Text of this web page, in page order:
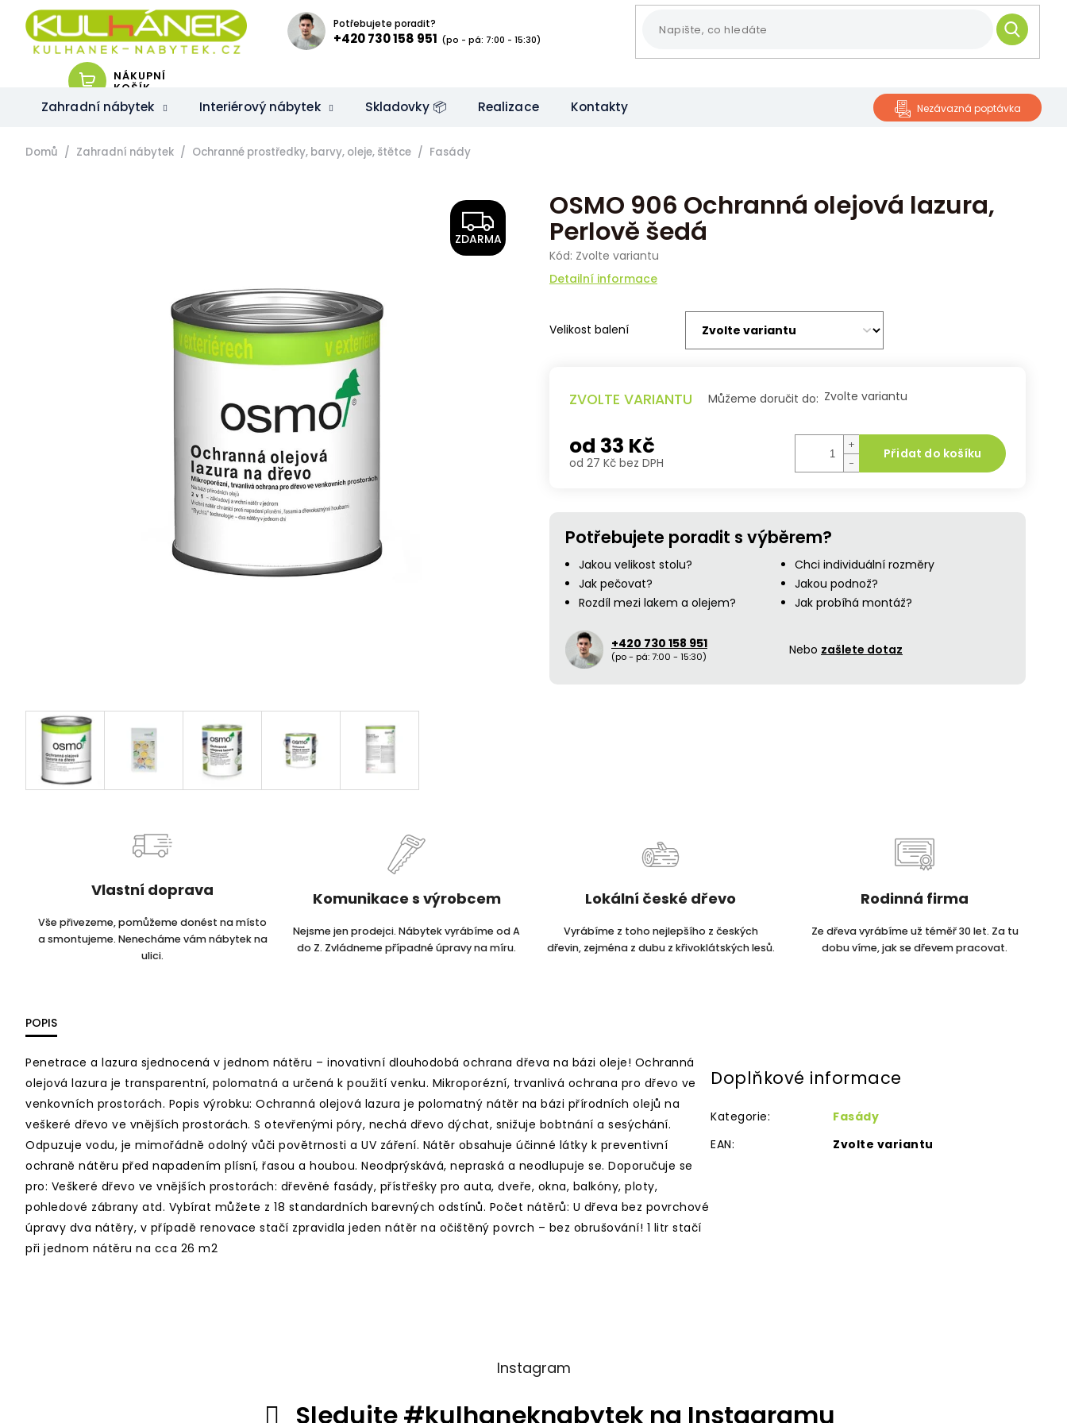
obsah
Potřebujete poradit?
+420 730 158 951 (po - pá: 7:00 - 15:30)
HLEDAT
NÁKUPNÍ
KOŠÍK
Zahradní nábytek Interiérový nábytek Skladovky 📦 Realizace Kontakty Nezávazná poptávka
Domů Zahradní nábytek Ochranné prostředky, barvy, oleje, štětce Fasády
Z
D
ZDARMA
OSMO 906 Ochranná olejová lazura,
Perlově šedá
Kód: Zvolte variantu
ZVOLTE VARIANTU Můžeme doručit do: Zvolte variantu
od 33 Kč
od 27 Kč bez DPH
+
−
Přidat do košíku
Potřebujete poradit s výběrem?
Jakou velikost stolu?
Chci individuální rozměry
Jak pečovat?
Jakou podnož?
Rozdíl mezi lakem a olejem?
Jak probíhá montáž?
+420 730 158 951
(po - pá: 7:00 - 15:30) Nebo zašlete dotaz
Velikost balení
Detailní informace
Vlastní doprava
Vše přivezeme, pomůžeme donést na místo
a smontujeme. Nenecháme vám nábytek na
ulici.
Komunikace s výrobcem
Nejsme jen prodejci. Nábytek vyrábíme od A
do Z. Zvládneme případné úpravy na míru.
Lokální české dřevo
Vyrábíme z toho nejlepšího z českých
dřevin, zejména z dubu z křivoklátských lesů.
Rodinná firma
Ze dřeva vyrábíme už téměř 30 let. Za tu
dobu víme, jak se dřevem pracovat.
POPIS
Penetrace a lazura sjednocená v jednom nátěru – inovativní dlouhodobá ochrana dřeva na bázi oleje! Ochranná
olejová lazura je transparentní, polomatná a určená k použití venku. Mikroporézní, trvanlivá ochrana pro dřevo ve
venkovních prostorách. Popis výrobku: Ochranná olejová lazura je polomatný nátěr na bázi přírodních olejů na
veškeré dřevo ve vnějších prostorách. S otevřenými póry, nechá dřevo dýchat, snižuje bobtnání a sesýchání.
Odpuzuje vodu, je mimořádně odolný vůči povětrnosti a UV záření. Nátěr obsahuje účinné látky k preventivní
ochraně nátěru před napadením plísní, řasou a houbou. Neodprýskává, nepraská a neodlupuje se. Doporučuje se
pro: Veškeré dřevo ve vnějších prostorách: dřevěné fasády, přístřešky pro auta, dveře, okna, balkóny, ploty,
pohledové zábrany atd. Vybírat můžete z 18 standardních barevných odstínů. Počet nátěrů: U dřeva bez povrchové
úpravy dva nátěry, v případě renovace stačí zpravidla jeden nátěr na očištěný povrch – bez obrušování! 1 litr stačí
při jednom nátěru na cca 26 m2
Doplňkové informace
Kategorie:
Fasády
EAN: Zvolte variantu
Instagram
Sledujte #kulhaneknabytek na Instagramu